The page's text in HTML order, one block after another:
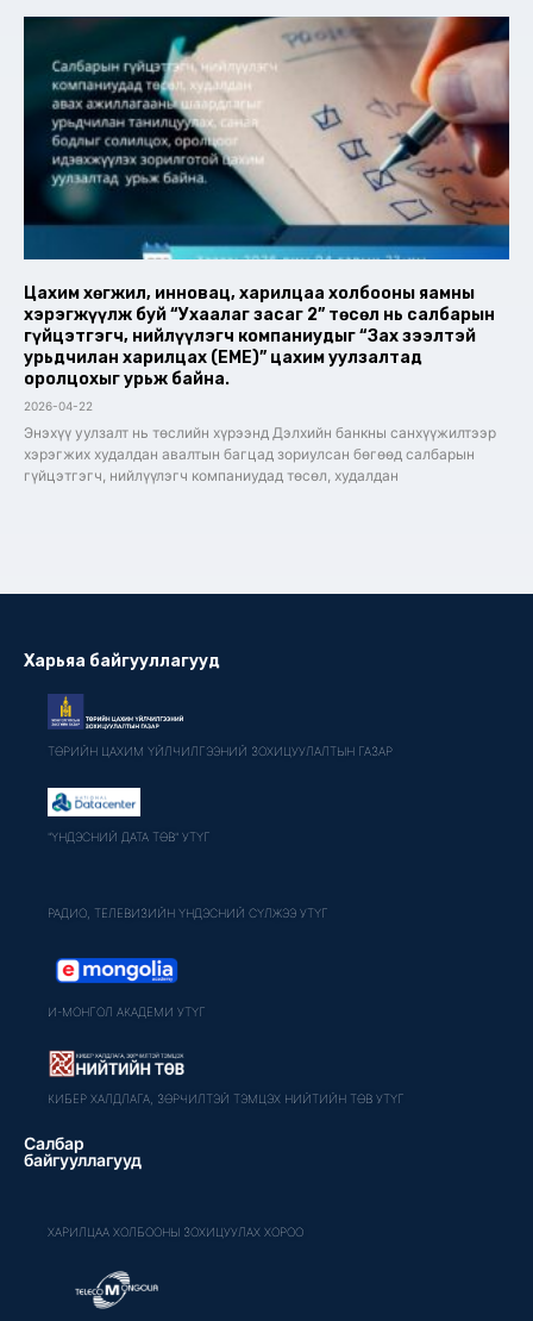
Цахим хөгжил, инновац, харилцаа холбооны яамны
хэрэгжүүлж буй “Ухаалаг засаг 2” төсөл нь салбарын
гүйцэтгэгч, нийлүүлэгч компаниудыг “Зах зээлтэй
урьдчилан харилцах (EME)” цахим уулзалтад
оролцохыг урьж байна.
2026-04-22
Энэхүү уулзалт нь төслийн хүрээнд Дэлхийн банкны санхүүжилтээр
хэрэгжих худалдан авалтын багцад зориулсан бөгөөд салбарын
гүйцэтгэгч, нийлүүлэгч компаниудад төсөл, худалдан
Харьяа байгууллагууд
ТӨРИЙН ЦАХИМ ҮЙЛЧИЛГЭЭНИЙ ЗОХИЦУУЛАЛТЫН ГАЗАР
"ҮНДЭСНИЙ ДАТА ТӨВ" УТҮГ
РАДИО, ТЕЛЕВИЗИЙН ҮНДЭСНИЙ СҮЛЖЭЭ УТҮГ
И-МОНГОЛ АКАДЕМИ УТҮГ
КИБЕР ХАЛДЛАГА, ЗӨРЧИЛТЭЙ ТЭМЦЭХ НИЙТИЙН ТӨВ УТҮГ
Салбар
байгууллагууд
ХАРИЛЦАА ХОЛБООНЫ ЗОХИЦУУЛАХ ХОРОО